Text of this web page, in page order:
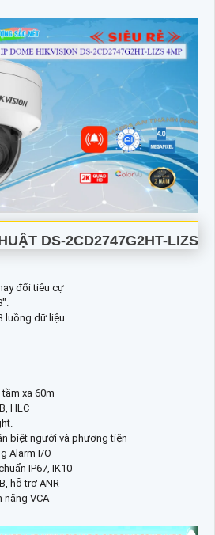
DS-2CD2747G2HT-LIZS
đổi tiêu cự
luồng dữ liệu
xa 60m
HLC
biệt người và phương tiện
Alarm I/O
IP67, IK10
hỗ trợ ANR
năng VCA